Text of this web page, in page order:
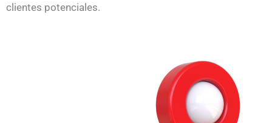
clientes potenciales.